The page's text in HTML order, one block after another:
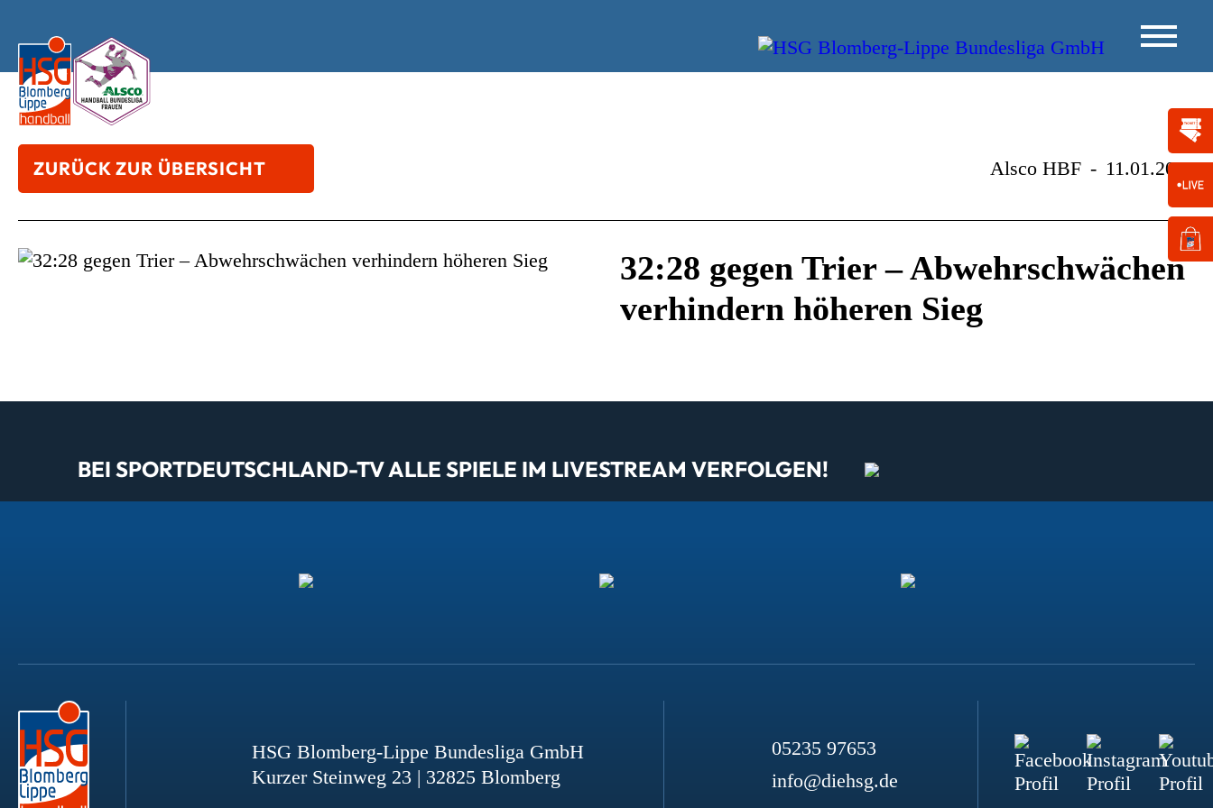
ZURÜCK ZUR ÜBERSICHT Alsco HBF - 11.01.2014
32:28 gegen Trier – Abwehrschwächen
verhindern höheren Sieg
BEI SPORTDEUTSCHLAND-TV ALLE SPIELE IM LIVESTREAM VERFOLGEN!
HSG Blomberg-Lippe Bundesliga GmbH
Kurzer Steinweg 23 | 32825 Blomberg
05235 97653
info@diehsg.de